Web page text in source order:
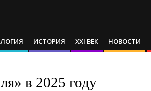
ИСТОРИЯ XXI ВЕК НОВОСТИ
в 2025 году